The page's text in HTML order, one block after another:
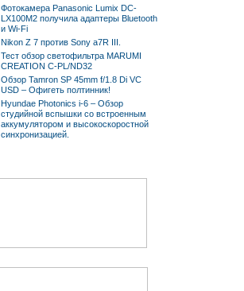
Фотокамера Panasonic Lumix DC-
LX100M2 получила адаптеры Bluetooth
и Wi-Fi
Nikon Z 7 против Sony a7R III.
Тест обзор светофильтра MARUMI
CREATION C-PL/ND32
Обзор Tamron SP 45mm f/1.8 Di VC
USD – Офигеть полтинник!
Hyundae Photonics i-6 – Обзор
студийной вспышки со встроенным
аккумулятором и высокоскоростной
синхронизацией.